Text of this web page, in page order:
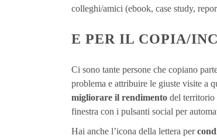
colleghi/amici (ebook, case study,
E PER IL COPIA/
Ci sono tante persone che copiano
problema e attribuire le giuste visite a
migliorare il rendimento del territorio
finestra con i pulsanti social per
Hai anche l’icona della lettera per